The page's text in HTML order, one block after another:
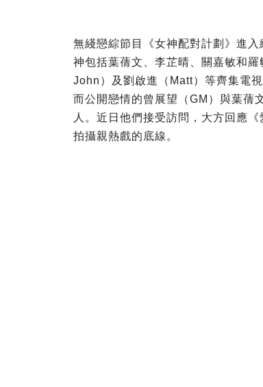
無綫戀綜節目《女神配對計劃》進
神包括葉蒨文、李芷晴、關嘉敏和
John）及劉啟進（Matt）等齊集電
而公開戀情的曾展望（GM）與葉蒨
人。近日他們接受訪問，大方回應
拍攝親熱戲的底線。